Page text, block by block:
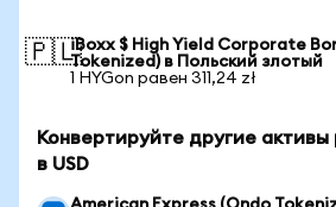
🇵🇱iBoxx $ High Yield Corporate
Tokenized) в Польский злотый
1 HYGon равен 311,24 zł
Конвертируйте другие
в USD